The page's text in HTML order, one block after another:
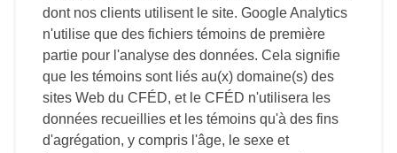
dont nos clients utilisent le site. Google Analytics
n'utilise que des fichiers témoins de première
partie pour l'analyse des données. Cela signifie
que les témoins sont liés au(x) domaine(s) des
sites Web du CFÉD, et le CFÉD n'utilisera les
données recueillies et les témoins qu'à des fins
d'agrégation, y compris l'âge, le sexe et